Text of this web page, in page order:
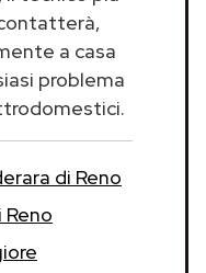
a casa
problema
di Reno